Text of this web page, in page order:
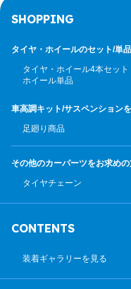
SHOPPING
タイヤ・ホイールのセット/単
タイヤ・ホイール4本セット
ホイール単品
車高調キット/サスペンション
足廻り商品
その他のカーパーツをお求め
タイヤチェーン
CONTENTS
装着ギャラリーを見る